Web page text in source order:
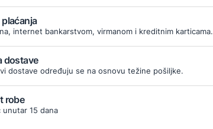
internet bankarstvom, virmanom i kreditnim karticama.
dostave
dostave određuju se na osnovu težine pošiljke.
robe
unutar 15 dana